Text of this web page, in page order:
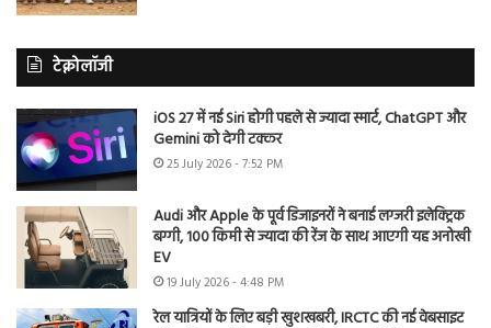
टेक्नोलॉजी
iOS 27 में नई Siri होगी पहले से ज्यादा स्मार्ट, ChatGPT और
Gemini को देगी टक्कर
25 July 2026 - 7:52 PM
Audi और Apple के पूर्व डिजाइनरों ने बनाई लग्जरी इलेक्ट्रिक
बग्गी, 100 किमी से ज्यादा की रेंज के साथ आएगी यह अनोखी
EV
19 July 2026 - 4:48 PM
रेल यात्रियों के लिए बड़ी खुशखबरी, IRCTC की नई वेबसाइट